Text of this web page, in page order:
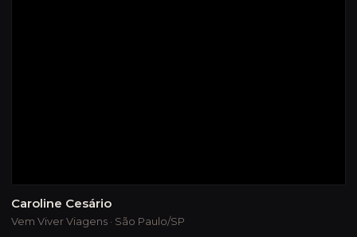
Caroline Cesário
Vem Viver Viagens · São Paulo/SP